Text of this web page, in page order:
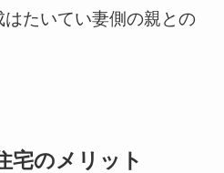
たいてい妻側の親との
宅のメリット